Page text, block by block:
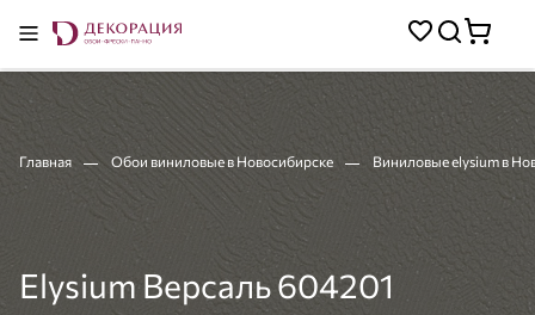
Главная Обои виниловые в Новосибирске Виниловые elysium в
Elysium Версаль 604201